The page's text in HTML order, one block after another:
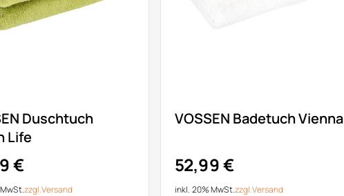
Duschtuch
Life
€
zzgl.Versand
VOSSEN Badetuch Vienna
52,99 €
inkl. 20% MwSt.zzgl.Versand